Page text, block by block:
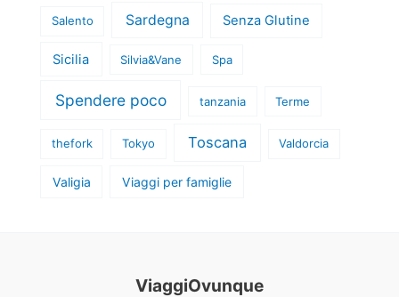
Salento Sardegna Senza Glutine
Sicilia Silvia&Vane Spa
Spendere poco tanzania Terme
thefork Tokyo Toscana Valdorcia
Valigia Viaggi per famiglie
ViaggiOvunque